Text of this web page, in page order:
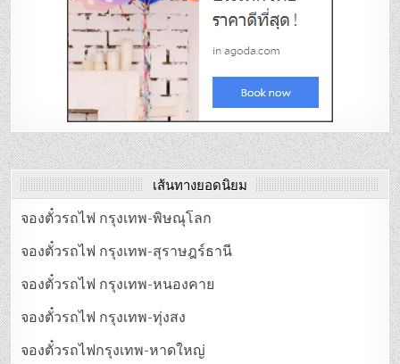
เส้นทางยอดนิยม
จองตั๋วรถไฟ กรุงเทพ-พิษณุโลก
จองตั๋วรถไฟ กรุงเทพ-สุราษฎร์ธานี
จองตั๋วรถไฟ กรุงเทพ-หนองคาย
จองตั๋วรถไฟ กรุงเทพ-ทุ่งสง
จองตั๋วรถไฟกรุงเทพ-หาดใหญ่